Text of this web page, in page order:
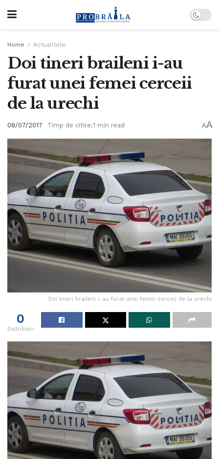
Home Actualitate
Doi tineri braileni i-au
furat unei femei cerceii
de la urechi
08/07/2017 Timp de citire:1 min read AA
Doi tineri braileni i-au furat unei femei cerceii de la urechi
0
Distribuiri